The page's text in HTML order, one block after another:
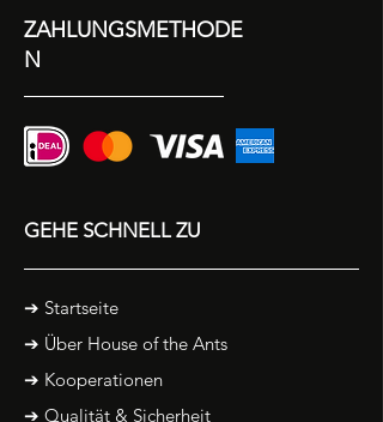
ZAHLUNGSMETHODE
N
GEHE SCHNELL ZU
➔ Startseite
➔ Über House of the Ants
➔ Kooperationen
➔ Qualität & Sicherheit